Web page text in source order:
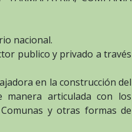
nacional.
publico y privado a través
en la construcción del
manera articulada con los
y otras formas de